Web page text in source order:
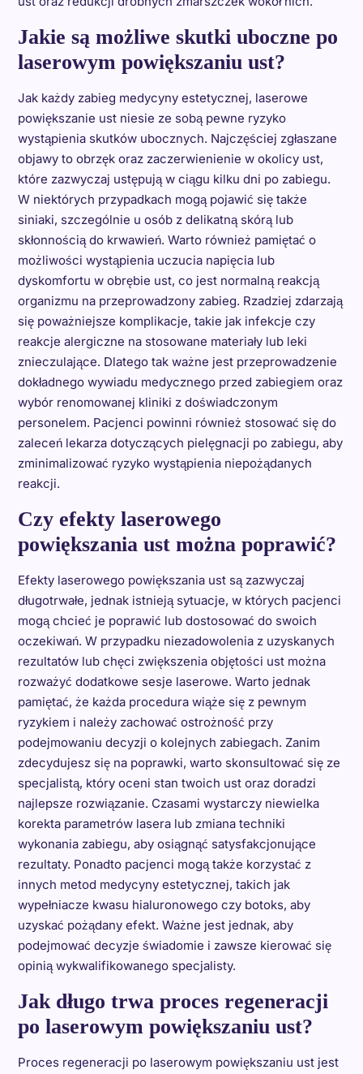
Jakie są możliwe skutki uboczne po
laserowym powiększaniu ust?
Jak każdy zabieg medycyny estetycznej, laserowe
powiększanie ust niesie ze sobą pewne ryzyko
wystąpienia skutków ubocznych. Najczęściej zgłaszane
objawy to obrzęk oraz zaczerwienienie w okolicy ust,
które zazwyczaj ustępują w ciągu kilku dni po zabiegu.
W niektórych przypadkach mogą pojawić się także
siniaki, szczególnie u osób z delikatną skórą lub
skłonnością do krwawień. Warto również pamiętać o
możliwości wystąpienia uczucia napięcia lub
dyskomfortu w obrębie ust, co jest normalną reakcją
organizmu na przeprowadzony zabieg. Rzadziej zdarzają
się poważniejsze komplikacje, takie jak infekcje czy
reakcje alergiczne na stosowane materiały lub leki
znieczulające. Dlatego tak ważne jest przeprowadzenie
dokładnego wywiadu medycznego przed zabiegiem oraz
wybór renomowanej kliniki z doświadczonym
personelem. Pacjenci powinni również stosować się do
zaleceń lekarza dotyczących pielęgnacji po zabiegu, aby
zminimalizować ryzyko wystąpienia niepożądanych
reakcji.
Czy efekty laserowego
powiększania ust można poprawić?
Efekty laserowego powiększania ust są zazwyczaj
długotrwałe, jednak istnieją sytuacje, w których pacjenci
mogą chcieć je poprawić lub dostosować do swoich
oczekiwań. W przypadku niezadowolenia z uzyskanych
rezultatów lub chęci zwiększenia objętości ust można
rozważyć dodatkowe sesje laserowe. Warto jednak
pamiętać, że każda procedura wiąże się z pewnym
ryzykiem i należy zachować ostrożność przy
podejmowaniu decyzji o kolejnych zabiegach. Zanim
zdecydujesz się na poprawki, warto skonsultować się ze
specjalistą, który oceni stan twoich ust oraz doradzi
najlepsze rozwiązanie. Czasami wystarczy niewielka
korekta parametrów lasera lub zmiana techniki
wykonania zabiegu, aby osiągnąć satysfakcjonujące
rezultaty. Ponadto pacjenci mogą także korzystać z
innych metod medycyny estetycznej, takich jak
wypełniacze kwasu hialuronowego czy botoks, aby
uzyskać pożądany efekt. Ważne jest jednak, aby
podejmować decyzje świadomie i zawsze kierować się
opinią wykwalifikowanego specjalisty.
Jak długo trwa proces regeneracji
po laserowym powiększaniu ust?
Proces regeneracji po laserowym powiększaniu ust jest